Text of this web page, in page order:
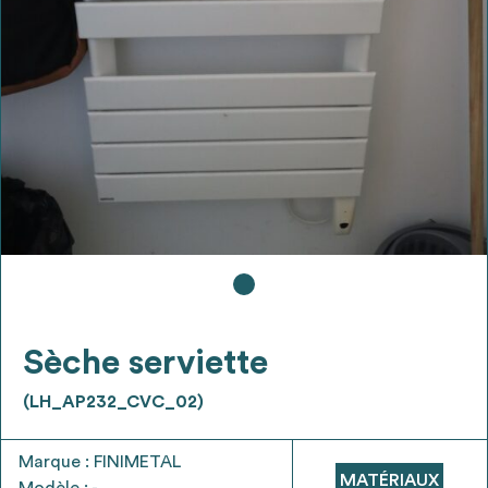
4
Transmettre sa liste de manifestation
Exporter sa liste et ses fiches produits
pour l’utiliser comme un outil d’aide à la
conception de projet
5
stratégies de récupérations
Sèche serviette
(LH_AP232_CVC_02)
Marque : FINIMETAL
MATÉRIAUX